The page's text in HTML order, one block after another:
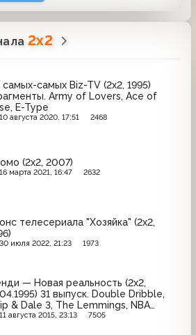
2x2
самых Biz-TV (2х2, 1995)
Army of Lovers, Ace of
E-Type
10 августа 2020, 17:51 2468
(2x2, 2007)
16 марта 2021, 16:47 2632
телесериала "Хозяйка" (2x2,
30 июля 2022, 21:23 1973
— Новая реальность (2х2,
31 выпуск. Double Dribble,
& Dale 3, The Lemmings, NBA
'94, 6 Nintendo Scope
11 августа 2015, 23:13 7505